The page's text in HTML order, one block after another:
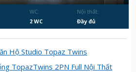
WC:
2 WC
Nội thất:
Đầy đủ
Hộ Studio Topaz Twins
TopazTwins 2PN Full Nội Thất